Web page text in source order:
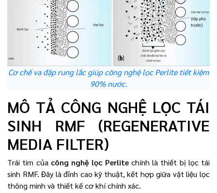
Cơ chế va đập rung lắc giúp công nghệ lọc Perlite tiết kiệm
90% nước.
MÔ TẢ CÔNG NGHỆ LỌC TÁI
SINH RMF (REGENERATIVE
MEDIA FILTER)
Trái tim của công nghệ lọc Perlitechính là thiết bị lọc tái
sinh RMF. Đây là đỉnh cao kỹ thuật, kết hợp giữa vật liệu lọc
thông minh và thiết kế cơ khí chính xác.